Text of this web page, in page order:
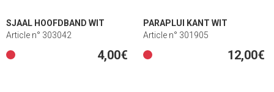
SJAAL HOOFDBAND WIT
Article n° 303042
4,00€
PARAPLUI KANT WIT
Article n° 301905
12,00€